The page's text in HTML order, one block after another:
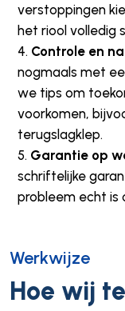
verstoppingen
het riool volledig
Controle en
nogmaals met
we tips om
voorkomen,
terugslagklep.
Garantie op
schriftelijke
probleem echt is
Werkwijze
Hoe wij